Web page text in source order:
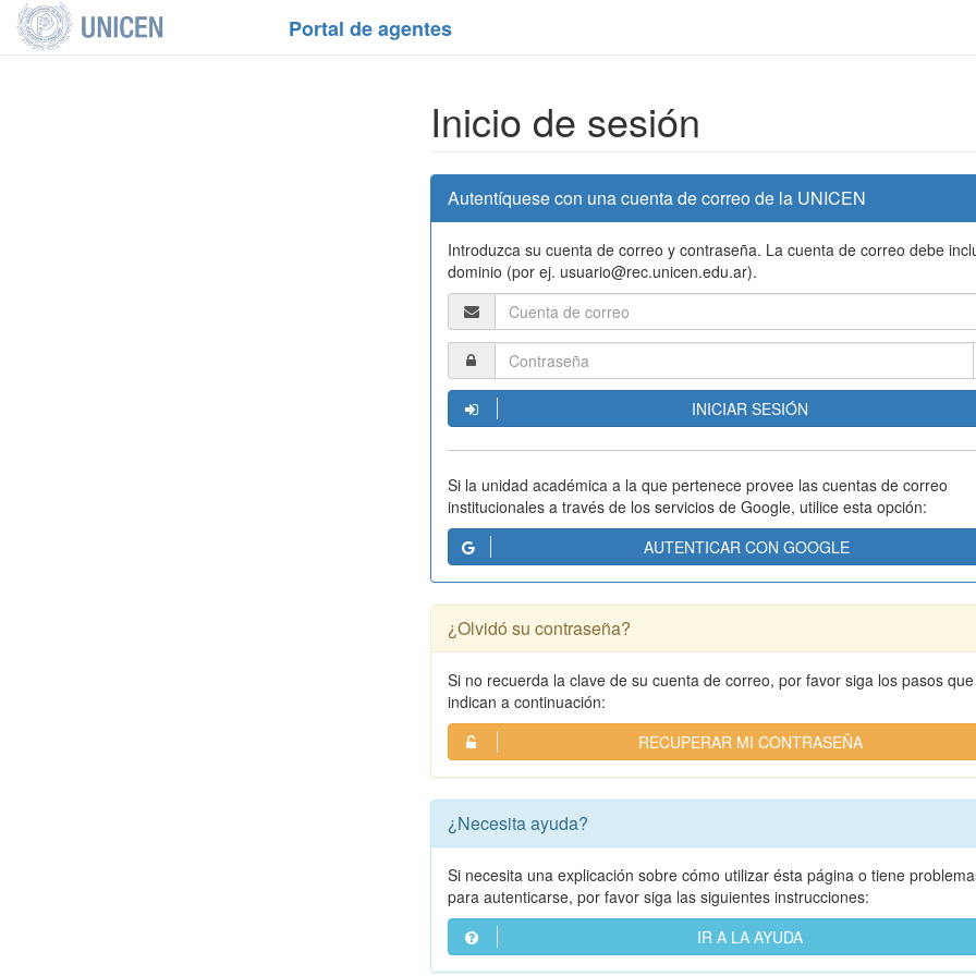
Portal de agentes
Inicio de sesión
Autentíquese con una cuenta de correo de la UNICEN
Introduzca su cuenta de correo y contraseña. La cuenta de correo debe
dominio (por ej. usuario@rec.unicen.edu.ar).
INICIAR SESIÓN
Si la unidad académica a la que pertenece provee las cuentas de correo
institucionales a través de los servicios de Google, utilice esta opción:
AUTENTICAR CON GOOGLE
¿Olvidó su contraseña?
Si no recuerda la clave de su cuenta de correo, por favor siga los pasos
indican a continuación:
RECUPERAR MI CONTRASEÑA
¿Necesita ayuda?
Si necesita una explicación sobre cómo utilizar ésta página o tiene
para autenticarse, por favor siga las siguientes instrucciones:
IR A LA AYUDA